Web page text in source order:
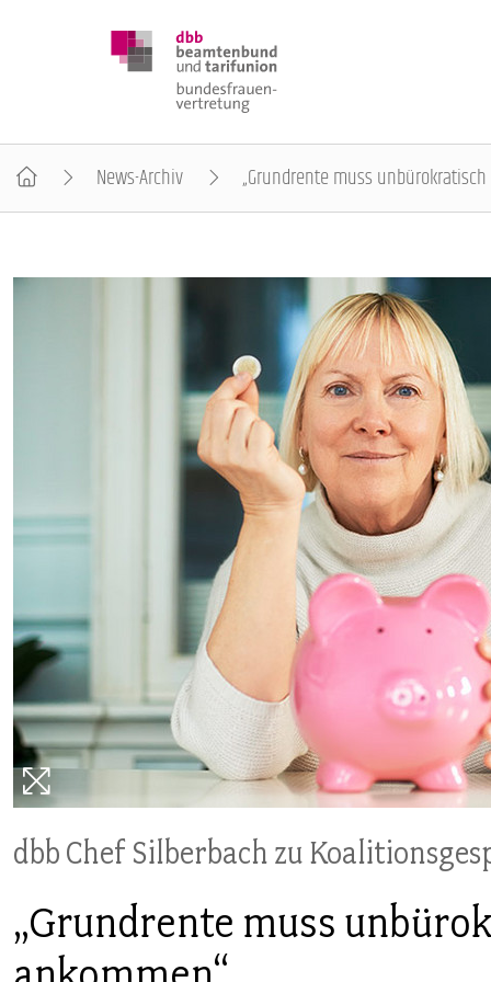
BUNDESTAGSWAHL 2025
SCHWERPUNKTTHEMEN
PUBLIKATIONEN
TERMINE & VERANSTALTUNGEN
MITGLIEDSCHAFT & SERVICE
News-Archiv „Grundrente muss
dbb Chef Silberbach zu
„Grundrente muss